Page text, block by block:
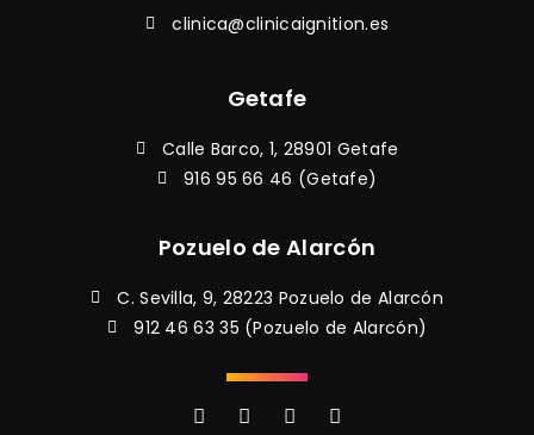
clinica@clinicaignition.es
Getafe
Calle Barco, 1, 28901 Getafe
916 95 66 46 (Getafe)
Pozuelo de Alarcón
C. Sevilla, 9, 28223 Pozuelo de Alarcón
912 46 63 35 (Pozuelo de Alarcón)